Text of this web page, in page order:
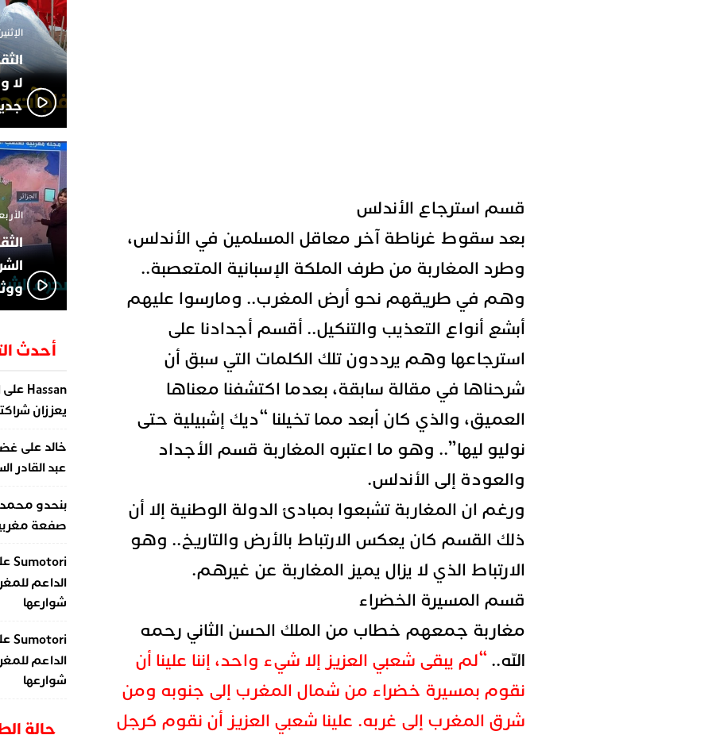
قسم استرجاع الأندلس
بعد سقوط غرناطة آخر معاقل المسلمين في الأندلس،
وطرد المغاربة من طرف الملكة الإسبانية المتعصبة..
وهم في طريقهم نحو أرض المغرب.. ومارسوا عليهم
أبشع أنواع التعذيب والتنكيل.. أقسم أجدادنا على
استرجاعها وهم يرددون تلك الكلمات التي سبق أن
شرحناها في مقالة سابقة، بعدما اكتشفنا معناها
العميق، والذي كان أبعد مما تخيلنا “ديك إشبيلية حتى
نوليو ليها”.. وهو ما اعتبره المغاربة قسم الأجداد
والعودة إلى الأندلس.
ورغم ان المغاربة تشبعوا بمبادئ الدولة الوطنية إلا أن
ذلك القسم كان يعكس الارتباط بالأرض والتاريخ.. وهو
الارتباط الذي لا يزال يميز المغاربة عن غيرهم.
قسم المسيرة الخضراء
مغاربة جمعهم خطاب من الملك الحسن الثاني رحمه
الله.. “لم يبقى شعبي العزيز إلا شيء واحد، إننا علينا أن
نقوم بمسيرة خضراء من شمال المغرب إلى جنوبه ومن
شرق المغرب إلى غربه. علينا شعبي العزيز أن نقوم كرجل
الإثنين 18 نوفمبر
لا
الأربعاء 13
أحدث
Hassan على
يعززان
خالد على
عبد القادر
بنحدو محمد
صفعة
Sumotori
الداعم
شوارعها
Sumotori
الداعم
شوارعها
حالة